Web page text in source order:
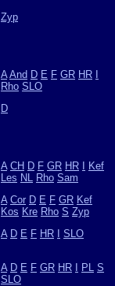
Zyp
A And D E F GR HR
Rho SLO
D
A CH D F GR HR
Kef
Les NL Rho Sam
A Cor D E F GR Kef
Kos Kre Rho S Zyp
A D E F HR SLO
A D E F GR HR PL S
SLO